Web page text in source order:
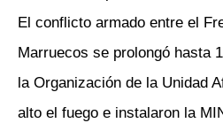
El conflicto armado entre el
Marruecos se prolongó hasta
la Organización de la Unidad
alto el fuego e instalaron la